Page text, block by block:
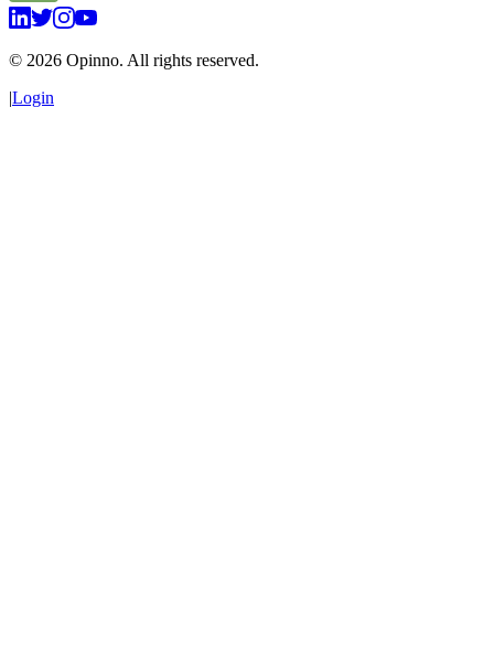
© 2026 Opinno. All rights reserved.
|Login